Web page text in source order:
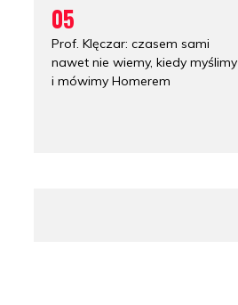
05
Prof. Klęczar: czasem sami
nawet nie wiemy, kiedy myślimy
i mówimy Homerem